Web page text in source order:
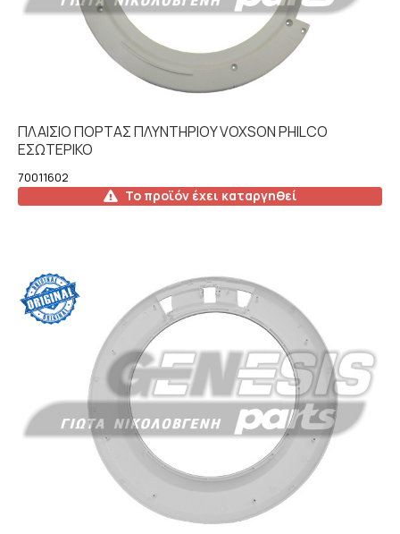
ΠΛΑΙΣΙΟ ΠΟΡΤΑΣ ΠΛΥΝΤΗΡΙΟY VOXSON PHILCO
ΕΣΩΤΕΡΙΚΟ
70011602
Το προϊόν έχει καταργηθεί Λεπτομέρειες